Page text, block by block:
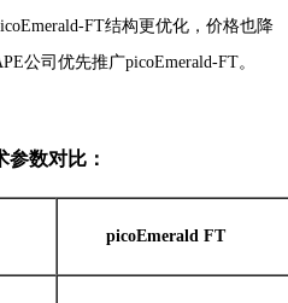
FT结构更优化，价格也降
公司优先推广picoEmerald-FT。
参数对比：
picoEmerald FT